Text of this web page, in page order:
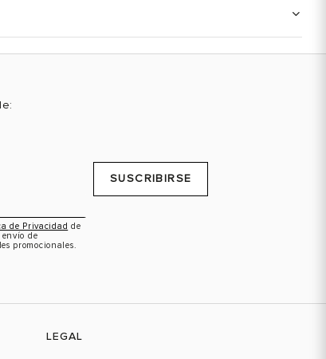
de Privacidad de
de
promocionales.
SUSCRIBIRSE
LEGAL